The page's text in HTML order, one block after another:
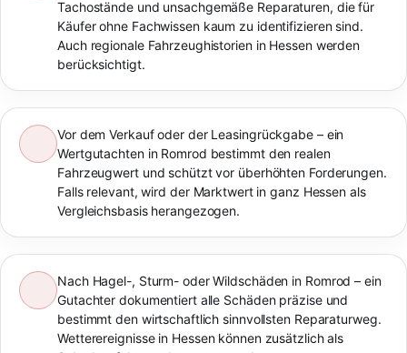
Tachostände und unsachgemäße Reparaturen, die für
Käufer ohne Fachwissen kaum zu identifizieren sind.
Auch regionale Fahrzeughistorien in Hessen werden
berücksichtigt.
Vor dem Verkauf oder der Leasingrückgabe – ein
Wertgutachten in Romrod bestimmt den realen
Fahrzeugwert und schützt vor überhöhten Forderungen.
Falls relevant, wird der Marktwert in ganz Hessen als
Vergleichsbasis herangezogen.
Nach Hagel-, Sturm- oder Wildschäden in Romrod – ein
Gutachter dokumentiert alle Schäden präzise und
bestimmt den wirtschaftlich sinnvollsten Reparaturweg.
Wetterereignisse in Hessen können zusätzlich als